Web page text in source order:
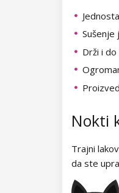
NeoNail
Trajni
Lakovi za
Lakovi u
Lakovi
Lakovi
Dječji
Lakovi za
UV gelovi
UV gelovi
NANI
Završni UV
Akrilni
Polyakrili
Sušenje
Drži i
Nokti
Trajni
da ste